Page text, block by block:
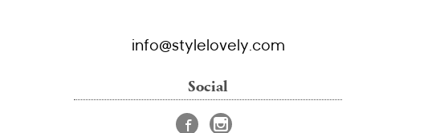
info@stylelovely.com
Social